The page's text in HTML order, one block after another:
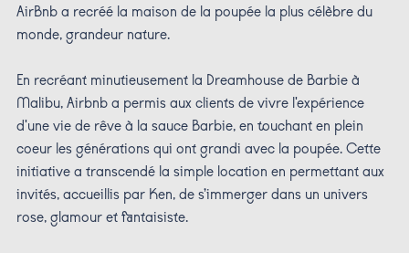
AirBnb a recréé la maison de la poupée la plus célèbre du
monde, grandeur nature.
En recréant minutieusement la Dreamhouse de Barbie à
Malibu, Airbnb a permis aux clients de vivre l'expérience
d'une vie de rêve à la sauce Barbie, en touchant en plein
coeur les générations qui ont grandi avec la poupée. Cette
initiative a transcendé la simple location en permettant aux
invités, accueillis par Ken, de s’immerger dans un univers
rose, glamour et fantaisiste.